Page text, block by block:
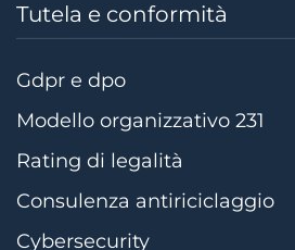
Tutela e conformità
Gdpr e dpo
Modello organizzativo 231
Rating di legalità
Consulenza antiriciclaggio
Cybersecurity